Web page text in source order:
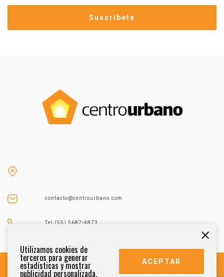
contacto@centrourbano.com
Tel (55) 5687-4873
Utilizamos cookies de
terceros para generar
estadísticas y mostrar
publicidad personalizada.
ACEPTAR